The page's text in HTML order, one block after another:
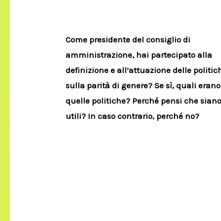
Come presidente del consiglio di
amministrazione, hai partecipato alla
definizione e all’attuazione delle
sulla parità di genere? Se sì, quali erano
quelle politiche? Perché pensi che
utili? In caso contrario, perché no?